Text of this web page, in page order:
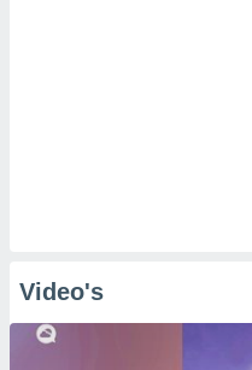
Video's